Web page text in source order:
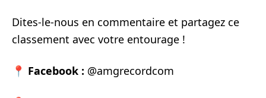
Dites-le-nous en commentaire et partagez ce
classement avec votre entourage !
📍 Facebook : @amgrecordcom